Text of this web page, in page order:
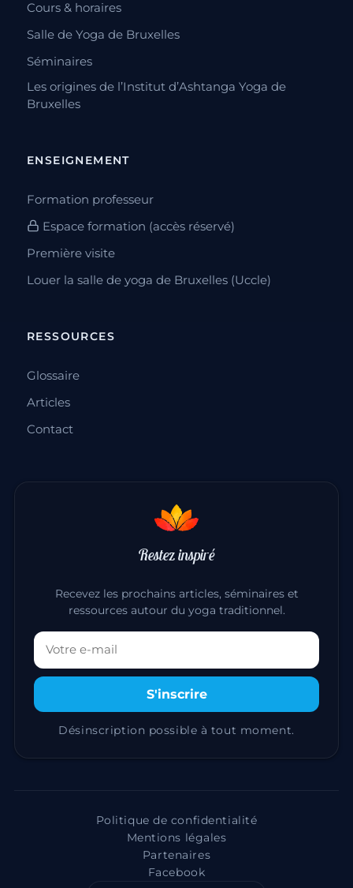
Cours & horaires
Salle de Yoga de Bruxelles
Séminaires
Les origines de l’Institut d’Ashtanga Yoga de
Bruxelles
ENSEIGNEMENT
Formation professeur
Espace formation (accès réservé)
Première visite
Louer la salle de yoga de Bruxelles (Uccle)
RESSOURCES
Glossaire
Articles
Contact
Restez inspiré
Recevez les prochains articles, séminaires et
ressources autour du yoga traditionnel.
Votre adresse email
S'inscrire
Désinscription possible à tout moment.
Politique de confidentialité
Mentions légales
Partenaires
Facebook